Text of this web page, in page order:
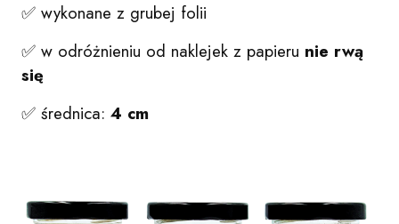
✅ wykonane z grubej folii
✅ w odróżnieniu od naklejek z papieru nie rwą
się
✅ średnica: 4 cm